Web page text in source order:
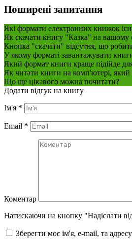
Поширені запитання
Які формати електронних книжок
Як скачати книгу "Казка" на вашому
Кнопка "скачати" відсутня, що
У якому форматі завантажувати
Який формат книги краще підійде
Як читати книги на комп'ютері, який
Що ще цікавого можна почитати?
Додати відгук на книгу
Ім'я *
Email *
Коментар
Натискаючи на кнопку "Надіслати
Зберегти моє ім'я, e-mail, та